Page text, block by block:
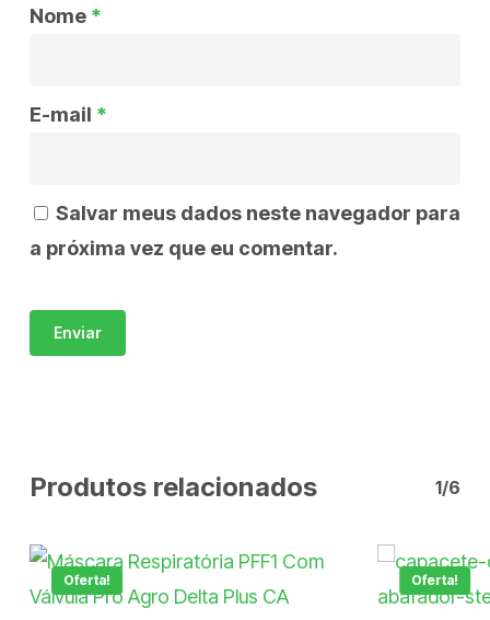
Nome *
E-mail *
Salvar meus dados neste navegador para
a próxima vez que eu comentar.
Produtos relacionados 1/6
Oferta! Oferta!